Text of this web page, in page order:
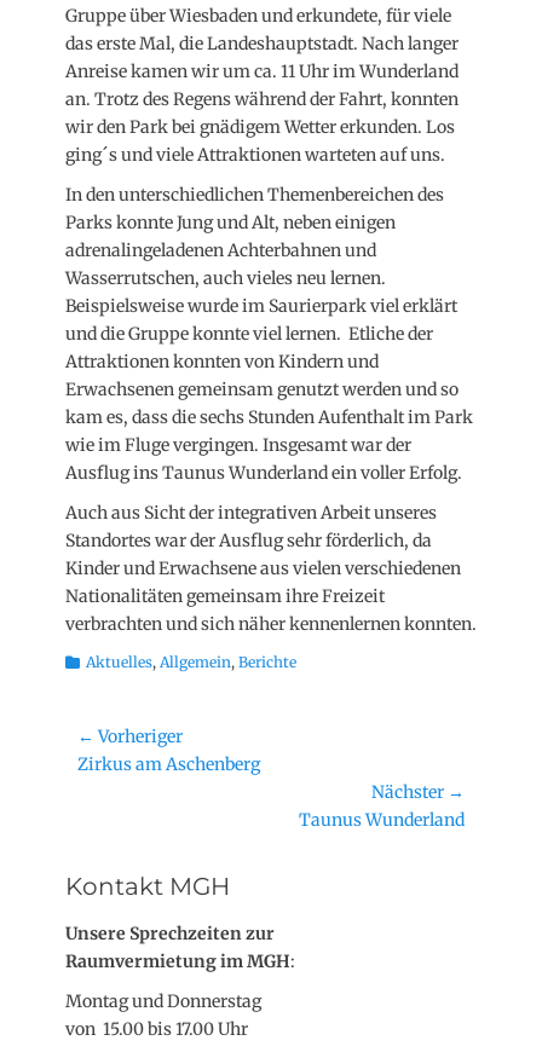
Gruppe über Wiesbaden und erkundete, für viele
das erste Mal, die Landeshauptstadt. Nach langer
Anreise kamen wir um ca. 11 Uhr im Wunderland
an. Trotz des Regens während der Fahrt, konnten
wir den Park bei gnädigem Wetter erkunden. Los
ging´s und viele Attraktionen warteten auf uns.
In den unterschiedlichen Themenbereichen des
Parks konnte Jung und Alt, neben einigen
adrenalingeladenen Achterbahnen und
Wasserrutschen, auch vieles neu lernen.
Beispielsweise wurde im Saurierpark viel erklärt
und die Gruppe konnte viel lernen. Etliche der
Attraktionen konnten von Kindern und
Erwachsenen gemeinsam genutzt werden und so
kam es, dass die sechs Stunden Aufenthalt im Park
wie im Fluge vergingen. Insgesamt war der
Ausflug ins Taunus Wunderland ein voller Erfolg.
Auch aus Sicht der integrativen Arbeit unseres
Standortes war der Ausflug sehr förderlich, da
Kinder und Erwachsene aus vielen verschiedenen
Nationalitäten gemeinsam ihre Freizeit
verbrachten und sich näher kennenlernen konnten.
Kategorien
Aktuelles, Allgemein, Berichte
Beitragsnavigation
← Vorheriger
Vorheriger
Zirkus am Aschenberg
Nächster →
Taunus Wunderland
Kontakt MGH
Unsere Sprechzeiten zur
Raumvermietung im MGH:
Montag und Donnerstag
von 15.00 bis 17.00 Uhr